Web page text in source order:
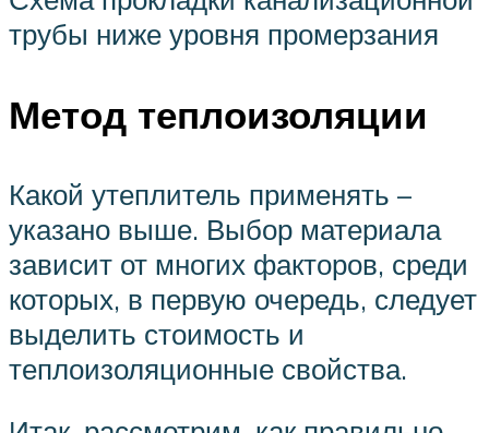
трубы ниже уровня промерзания
Метод теплоизоляции
Какой утеплитель применять –
указано выше. Выбор материала
зависит от многих факторов, среди
которых, в первую очередь, следует
выделить стоимость и
теплоизоляционные свойства.